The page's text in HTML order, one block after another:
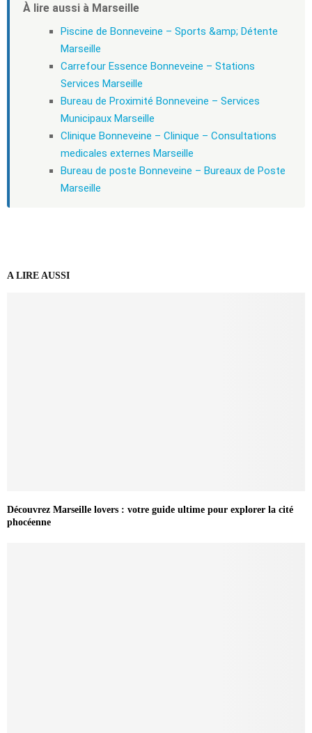
À lire aussi à Marseille
Piscine de Bonneveine – Sports &amp; Détente
Marseille
Carrefour Essence Bonneveine – Stations
Services Marseille
Bureau de Proximité Bonneveine – Services
Municipaux Marseille
Clinique Bonneveine – Clinique – Consultations
medicales externes Marseille
Bureau de poste Bonneveine – Bureaux de Poste
Marseille
A LIRE AUSSI
Découvrez Marseille lovers : votre guide ultime pour explorer la cité
phocéenne